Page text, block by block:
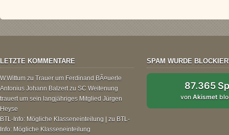
LETZTE KOMMENTARE
W.Wittum zu Trauer um Ferdinand BÃ¤uerle
Antonius Johann Balzertzu SC Weitenung
trauert um sein langjähriges Mitglied Jürgen
Heyse
BTL-Info: Mögliche Klasseneinteilung | zu BTL-
Info: Mögliche Klasseneinteilung
SPAM WURDE
87.365
vonAkismet